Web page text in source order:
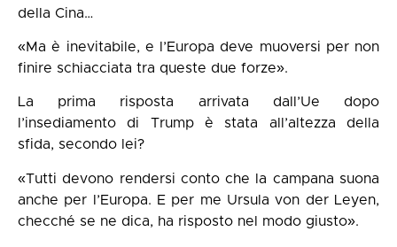
della Cina…
«Ma è inevitabile, e l’Europa deve muoversi per non
finire schiacciata tra queste due forze».
La prima risposta arrivata dall’Ue dopo
l’insediamento di Trump è stata all’altezza della
sfida, secondo lei?
«Tutti devono rendersi conto che la campana suona
anche per l’Europa. E per me Ursula von der Leyen,
checché se ne dica, ha risposto nel modo giusto».